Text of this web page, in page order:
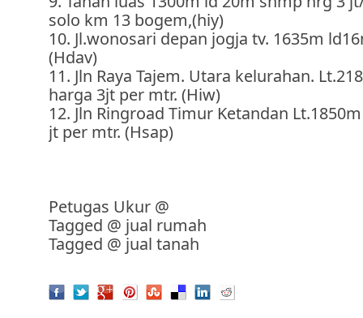
solo km 13 bogem,(hiy)
10. Jl.wonosari depan jogja tv. 1635m
(Hdav)
11. Jln Raya Tajem. Utara kelurahan.
harga 3jt per mtr. (Hiw)
12. Jln Ringroad Timur Ketandan
jt per mtr. (Hsap)
Petugas Ukur @
Tagged @ jual rumah
Tagged @ jual tanah